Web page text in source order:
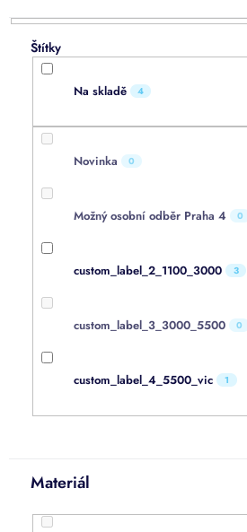
Na skladě 4
Novinka 0
Možný osobní odběr Praha 4 0
custom_label_2_1100_3000 3
custom_label_3_3000_5500 0
custom_label_4_5500_vic 1
Materiál